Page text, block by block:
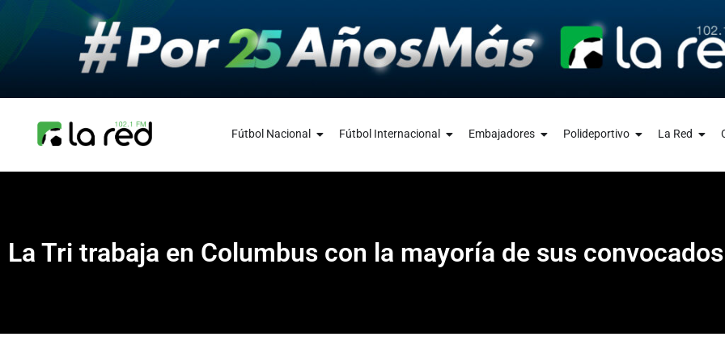
Fútbol Nacional Fútbol Internacional Embajadores Polideportivo La Red
La Tri trabaja en Columbus con la mayoría de sus convocados